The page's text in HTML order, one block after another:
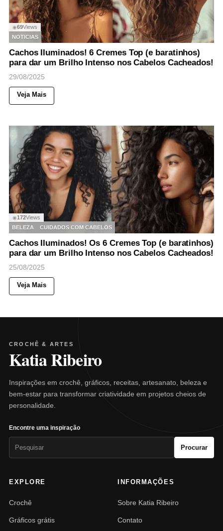
◉69Views
NOTICIAS
Cachos Iluminados! 6 Cremes Top (e baratinhos)
para dar um Brilho Intenso nos Cabelos Cacheados!
29/08/2025
Veja Mais
◉172Views
BELEZA
CUIDADOS COM CABELOS
Cachos Iluminados! Os 6 Cremes Top (e baratinhos)
para dar um Brilho Intenso nos Cabelos Cacheados!
25/08/2025
Veja Mais
CROCHÊ & ARTES
Katia Ribeiro
Inspirações em crochê, gráficos, receitas, artesanato, beleza e
bem-estar para transformar criatividade em projetos cheios de
personalidade.
Encontre uma inspiração
Procurar
EXPLORE
Crochê
Gráficos grátis
INFORMAÇÕES
Sobre Katia Ribeiro
Contato